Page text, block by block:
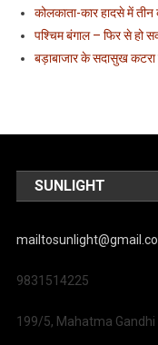
कोलकाता-कार हादसे में तीन
पश्चिम बंगाल – फिर से हो
बड़ाबाजार के सदासुख
SUNLIGHT
9831514225
199/5, Mahatma